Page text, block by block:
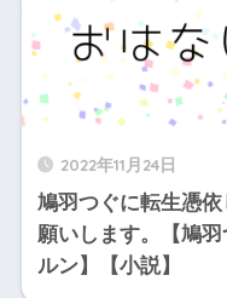
2022年11月24日
鳩羽つぐに転生憑
願いします。【鳩
ルン】【小説】